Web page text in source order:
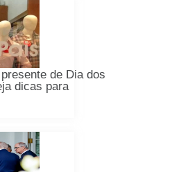
de Dia dos
dicas para